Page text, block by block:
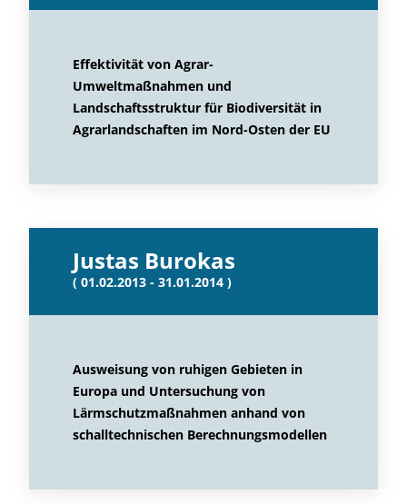
Effektivität von Agrar-
Umweltmaßnahmen und
Landschaftsstruktur für Biodiversität in
Agrarlandschaften im Nord-Osten der EU
Justas Burokas
( 01.02.2013 - 31.01.2014 )
Ausweisung von ruhigen Gebieten in
Europa und Untersuchung von
Lärmschutzmaßnahmen anhand von
schalltechnischen Berechnungsmodellen